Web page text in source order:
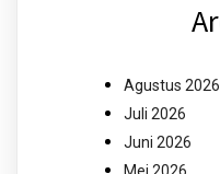
Agustus 2026
Juli 2026
Juni 2026
Mei 2026